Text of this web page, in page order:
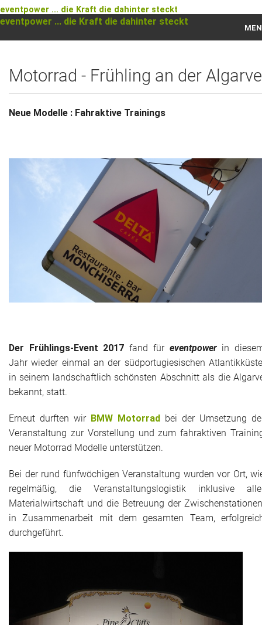
eventpower ... die Kraft die dahinter steckt
eventpower ... die Kraft die dahinter steckt
Das war 2023
Das war 2021
Das war 2019
Das war 2018
Das war 2016
Das war 2015
Das war 2014
Das war 2012
Das war 2010
Das war 2009
eventpower World
Services + Locations
Projekte + Kunden
Historie + Gegenwart
Images : ep Bildergalerien
Motorrad - Frühling an der Algarve
Neue Modelle : Fahraktive Trainings
Der Frühlings-Event 2017 fand für eventpowerin
Jahr wieder einmal an der südportugiesischen
in seinem landschaftlich schönsten Abschnitt als die
bekannt, statt.
Erneut durften wir BMW Motorrad bei der Umsetzung
Veranstaltung zur Vorstellung und zum fahraktiven
neuer Motorrad Modelle unterstützen.
Bei der rund fünfwöchigen Veranstaltung wurden vor Ort,
regelmäßig, die Veranstaltungslogistik inklusive
Materialwirtschaft und die Betreuung der
in Zusammenarbeit mit dem gesamten Team,
durchgeführt.